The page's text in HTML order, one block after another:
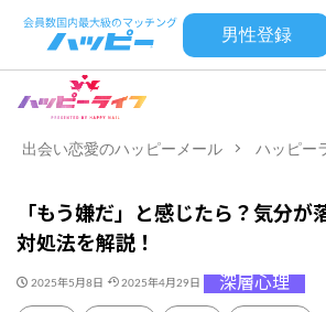
男性登録
出会い恋愛のハッピーメール ハッピー
「もう嫌だ」と感じたら？気分が
対処法を解説！
2025年5月8日 2025年4月29日 深層心理